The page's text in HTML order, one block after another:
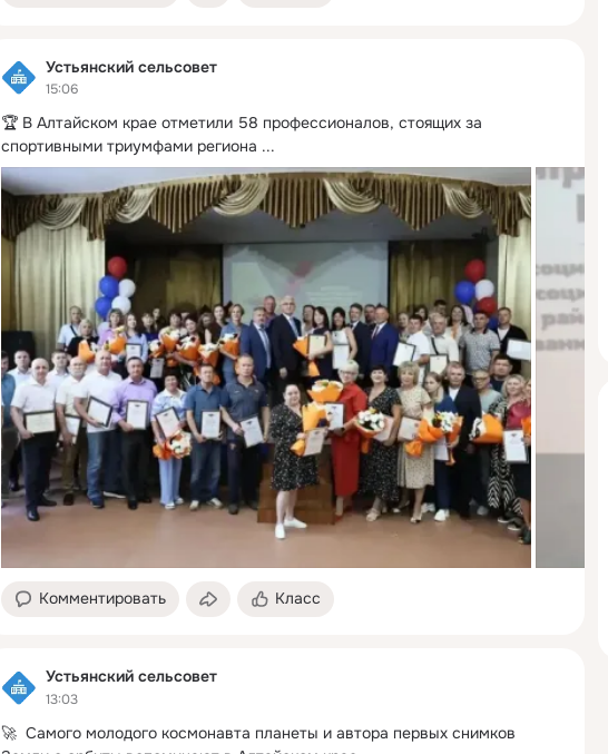
Устьянский сельсовет
15:06
🏆 В Алтайском крае отметили 58 профессионалов, стоящих за
спортивными триумфами региона ...
Комментировать Класс
Устьянский сельсовет
13:03
🚀  Самого молодого космонавта планеты и автора первых снимков